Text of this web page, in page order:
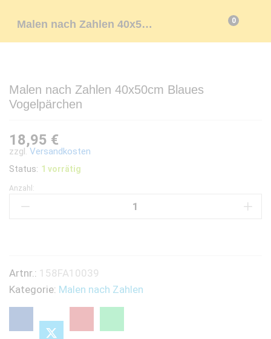
Malen nach Zahlen 40x50cm Blaues Vogelpärchen 0
Malen nach Zahlen 40x50cm Blaues
Vogelpärchen
18,95 €
zzgl. Versandkosten
Status: 1 vorrätig
Malen
nach
Vogelpärchen
quantity
Anzahl:
Artnr.: 158FA10039
Kategorie: Malen nach Zahlen